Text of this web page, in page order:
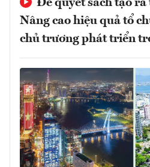
Để quyết sách tạo
Nâng cao hiệu quả tổ
chủ trương phát triển